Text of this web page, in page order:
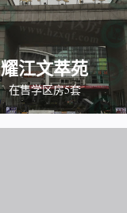
耀江文萃苑
在售学区房5套